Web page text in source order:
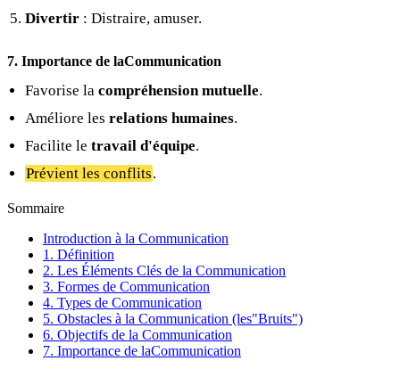
Divertir : Distraire, amuser.
7. Importance de laCommunication
Favorise la compréhension mutuelle.
Améliore les relations humaines.
Facilite le travail d'équipe.
Prévient les conflits.
Sommaire
Introduction à la Communication
1. Définition
2. Les Éléments Clés de la Communication
3. Formes de Communication
4. Types de Communication
5. Obstacles à la Communication (les"Bruits")
6. Objectifs de la Communication
7. Importance de laCommunication